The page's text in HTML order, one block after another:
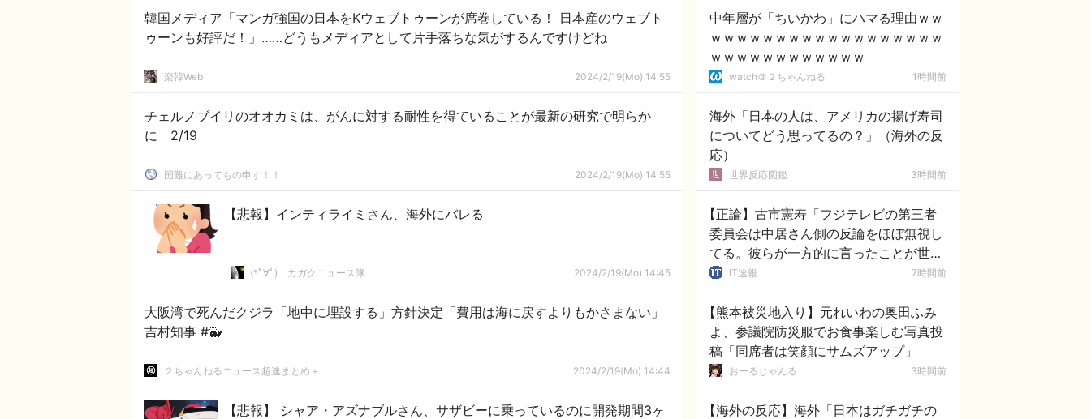
韓国メディア「マンガ強国の日本をKウェブトゥーンが席巻している！ 日本産のウェブト
ゥーンも好評だ！」……どうもメディアとして片手落ちな気がするんですけどね
楽韓Web 2024/2/19(Mo) 14:55
チェルノブイリのオオカミは、がんに対する耐性を得ていることが最新の研究で明らか
に 2/19
国難にあってもの申す！！ 2024/2/19(Mo) 14:55
【悲報】インティライミさん、海外にバレる
(*ﾟ∀ﾟ)ゞカガクニュース隊 2024/2/19(Mo) 14:45
大阪湾で死んだクジラ「地中に埋設する」方針決定「費用は海に戻すよりもかさまない」
吉村知事 #🐳
２ちゃんねるニュース超速まとめ＋ 2024/2/19(Mo) 14:44
【悲報】 シャア・アズナブルさん、サザビーに乗っているのに開発期間3ヶ
中年層が「ちいかわ」にハマる理由ｗｗ
ｗｗｗｗｗｗｗｗｗｗｗｗｗｗｗｗｗｗ
ｗｗｗｗｗｗｗｗｗｗｗｗ
watch＠２ちゃんねる 1時間前
海外「日本の人は、アメリカの揚げ寿司
についてどう思ってるの？」（海外の反
応）
世界反応図鑑 3時間前
【正論】古市憲寿「フジテレビの第三者
委員会は中居さん側の反論をほぼ無視し
てる。彼らが一方的に言ったことが世の
中に定着してしまう」
IT速報 7時間前
【熊本被災地入り】元れいわの奥田ふみ
よ、参議院防災服でお食事楽しむ写真投
稿「同席者は笑顔にサムズアップ」
おーるじゃんる 3時間前
【海外の反応】海外「日本はガチガチの